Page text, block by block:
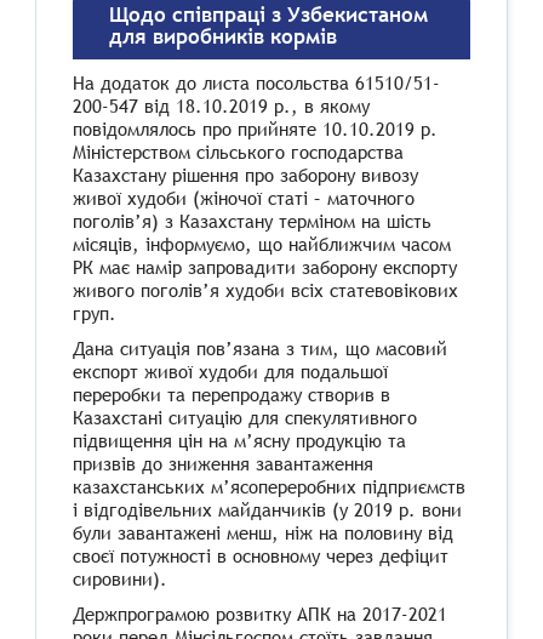
Щодо співпраці з Узбекистаном
для виробників кормів
На додаток до листа посольства 61510/51-
200-547 від 18.10.2019 р., в якому
повідомлялось про прийняте 10.10.2019 р.
Міністерством сільського господарства
Казахстану рішення про заборону вивозу
живої худоби (жіночої статі – маточного
поголів’я) з Казахстану терміном на шість
місяців, інформуємо, що найближчим часом
РК має намір запровадити заборону експорту
живого поголів’я худоби всіх статевовікових
груп.
Дана ситуація пов’язана з тим, що масовий
експорт живої худоби для подальшої
переробки та перепродажу створив в
Казахстані ситуацію для спекулятивного
підвищення цін на м’ясну продукцію та
призвів до зниження завантаження
казахстанських м’ясопереробних підприємств
і відгодівельних майданчиків (у 2019 р. вони
були завантажені менш, ніж на половину від
своєї потужності в основному через дефіцит
сировини).
Держпрограмою розвитку АПК на 2017-2021